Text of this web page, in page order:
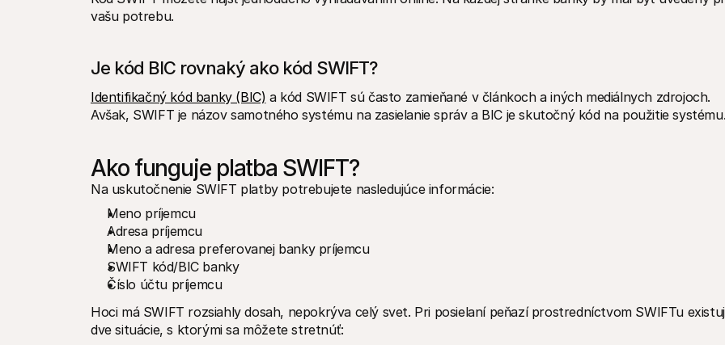
vašu potrebu.
Je kód BIC rovnaký ako kód SWIFT?
Identifikačný kód banky (BIC) a kód SWIFT sú často zamieňané v článkoch a iných mediálnych zdrojoch.
Avšak, SWIFT je názov samotného systému na zasielanie správ a BIC je skutočný kód na použitie
Ako funguje platba SWIFT?
Na uskutočnenie SWIFT platby potrebujete nasledujúce informácie:
Meno príjemcu
Adresa príjemcu
Meno a adresa preferovanej banky príjemcu
SWIFT kód/BIC banky
Číslo účtu príjemcu
Hoci má SWIFT rozsiahly dosah, nepokrýva celý svet. Pri posielaní peňazí prostredníctvom SWIFTu
dve situácie, s ktorými sa môžete stretnúť: